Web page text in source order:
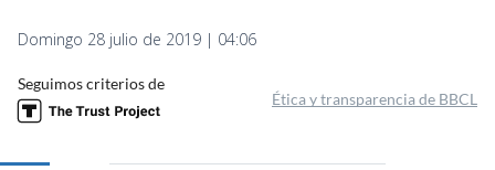
Domingo 28 julio de 2019 | 04:06
Seguimos criterios de
Ética y transparencia de BBCL